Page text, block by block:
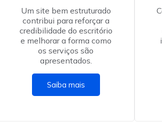
Um site bem estruturado
contribui para reforçar a
credibilidade do escritório
e melhorar a forma como
os serviços são
apresentados.
Saiba mais